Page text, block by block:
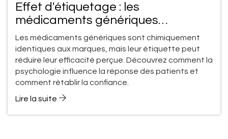
Effet d'étiquetage : les
médicaments génériques
influencent-ils vraiment la réponse
des patients ?
Les médicaments génériques sont chimiquement
identiques aux marques, mais leur étiquette peut
réduire leur efficacité perçue. Découvrez comment la
psychologie influence la réponse des patients et
comment rétablir la confiance.
Lire la suite